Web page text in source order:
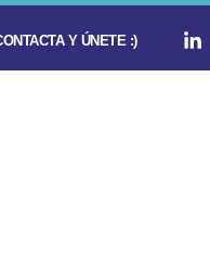
Y ÚNETE :)